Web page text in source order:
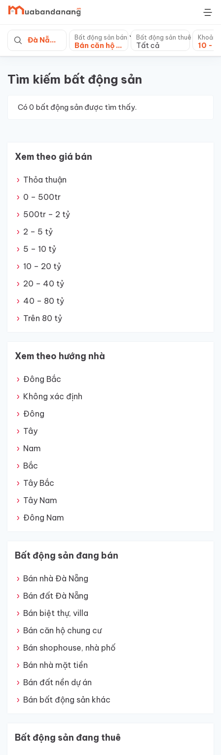
Skip
content
Đà Nẵng Bất động sản bán
Bán căn hộ chung cư
Bất động sản thuê
Tất cả
Tìm kiếm bất động sản
Có 0 bất động sản được tìm thấy.
Xem theo giá bán
Thỏa thuận
0 – 500tr
500tr – 2 tỷ
2 – 5 tỷ
5 – 10 tỷ
10 – 20 tỷ
20 – 40 tỷ
40 – 80 tỷ
Trên 80 tỷ
Xem theo hướng nhà
Đông Bắc
Không xác định
Đông
Tây
Nam
Bắc
Tây Bắc
Tây Nam
Đông Nam
Bất động sản đang bán
Bán nhà Đà Nẵng
Bán đất Đà Nẵng
Bán biệt thự, villa
Bán căn hộ chung cư
Bán shophouse, nhà phố
Bán nhà mặt tiền
Bán đất nền dự án
Bán bất động sản khác
Bất động sản đang thuê